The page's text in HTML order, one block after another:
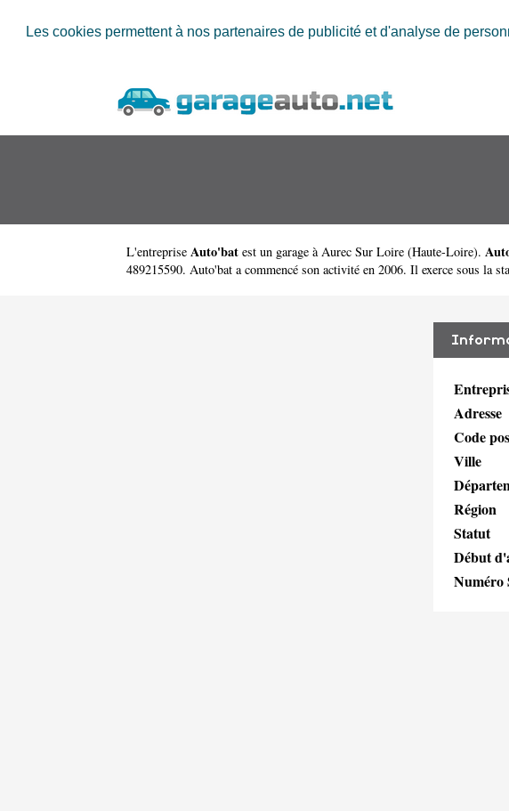
Les cookies permettent à nos partenaires de publicité et d'analyse de
L'entreprise Auto'bat est un garage à Aurec Sur Loire (Haute-Loire).
489215590. Auto'bat a commencé son activité en 2006. Il exerce sous la
Adresse
Code
Ville
Région
Statut
Début